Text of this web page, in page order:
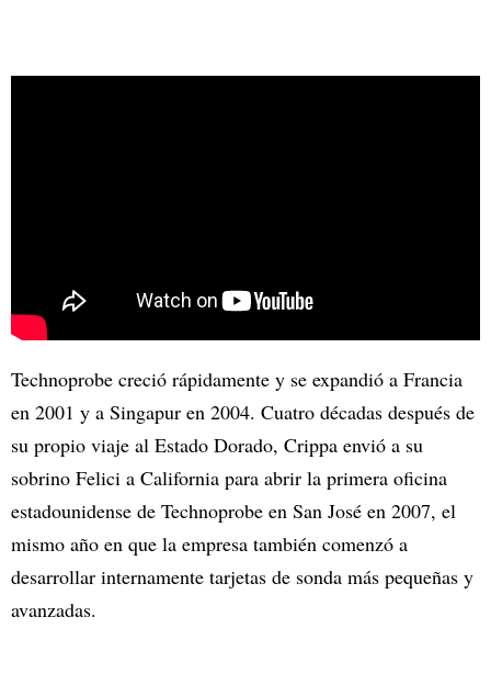
Technoprobe creció rápidamente y se expandió a Francia
en 2001 y a Singapur en 2004. Cuatro décadas después de
su propio viaje al Estado Dorado, Crippa envió a su
sobrino Felici a California para abrir la primera oficina
estadounidense de Technoprobe en San José en 2007, el
mismo año en que la empresa también comenzó a
desarrollar internamente tarjetas de sonda más pequeñas y
avanzadas.